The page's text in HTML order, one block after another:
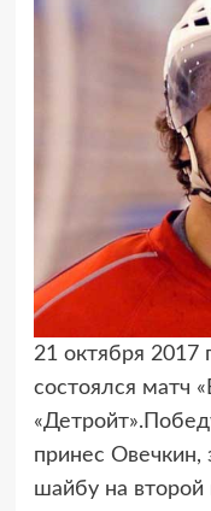
21 октября 2017
состоялся матч
«Детройт».
принес
шайбу на второй